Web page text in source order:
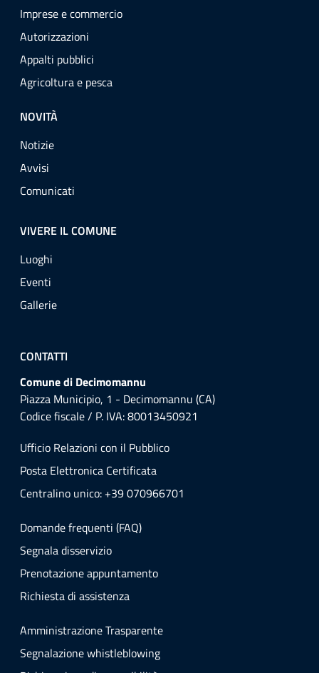
Imprese e commercio
Autorizzazioni
Appalti pubblici
Agricoltura e pesca
NOVITÀ
Notizie
Avvisi
Comunicati
VIVERE IL COMUNE
Luoghi
Eventi
Gallerie
CONTATTI
Comune di Decimomannu
Piazza Municipio, 1 - Decimomannu (CA)
Codice fiscale / P. IVA: 80013450921
Ufficio Relazioni con il Pubblico
Posta Elettronica Certificata
Centralino unico: +39 070966701
Domande frequenti (FAQ)
Segnala disservizio
Prenotazione appuntamento
Richiesta di assistenza
Amministrazione Trasparente
Segnalazione whistleblowing